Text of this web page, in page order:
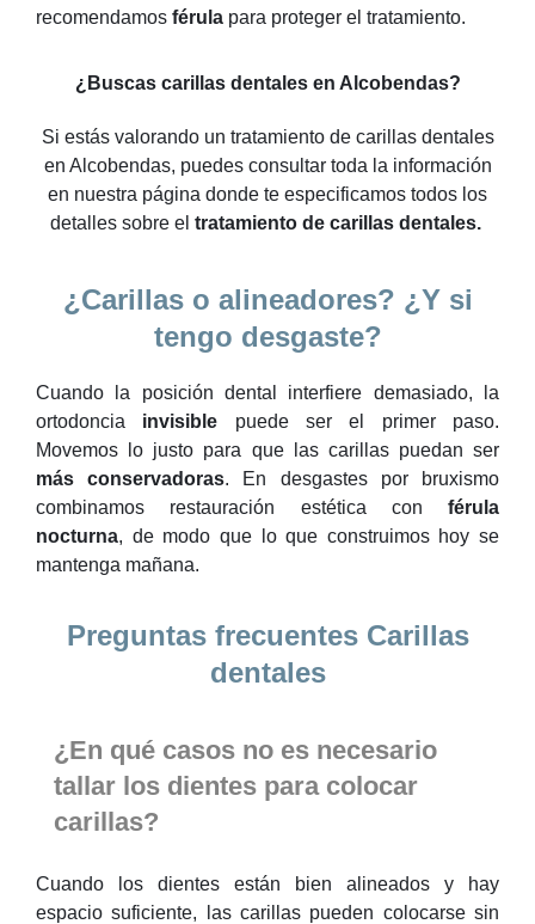
recomendamos férula para proteger el tratamiento.
¿Buscas carillas dentales en Alcobendas?
Si estás valorando un tratamiento de carillas dentales
en Alcobendas, puedes consultar toda la información
en nuestra página donde te especificamos todos los
detalles sobre el tratamiento de carillas dentales.
¿Carillas o alineadores? ¿Y si
tengo desgaste?
Cuando la posición dental interfiere demasiado, la
ortodoncia invisible puede ser el primer paso.
Movemos lo justo para que las carillas puedan ser
más conservadoras. En desgastes por bruxismo
combinamos restauración estética con férula
nocturna, de modo que lo que construimos hoy se
mantenga mañana.
Preguntas frecuentes Carillas
dentales
¿En qué casos no es necesario
tallar los dientes para colocar
carillas?
Cuando los dientes están bien alineados y hay
espacio suficiente, las carillas pueden colocarse sin